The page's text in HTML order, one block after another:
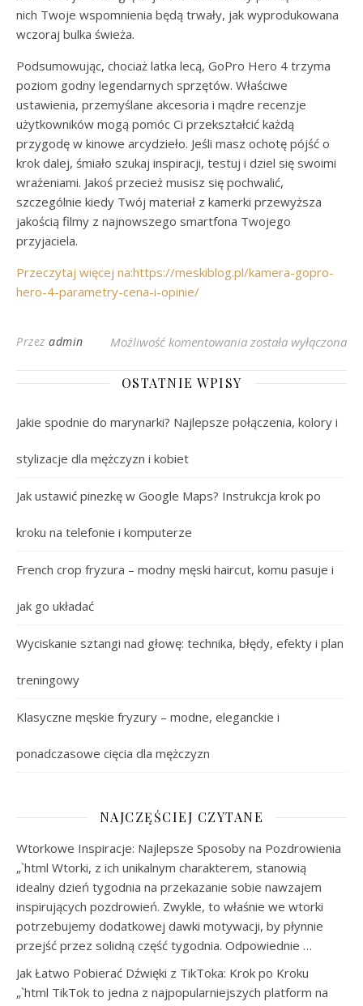
nich Twoje wspomnienia będą trwały, jak wyprodukowana
wczoraj bulka świeża.
Podsumowując, chociaż latka lecą, GoPro Hero 4 trzyma
poziom godny legendarnych sprzętów. Właściwe
ustawienia, przemyślane akcesoria i mądre recenzje
użytkowników mogą pomóc Ci przekształcić każdą
przygodę w kinowe arcydzieło. Jeśli masz ochotę pójść o
krok dalej, śmiało szukaj inspiracji, testuj i dziel się swoimi
wrażeniami. Jakoś przecież musisz się pochwalić,
szczególnie kiedy Twój materiał z kamerki przewyższa
jakością filmy z najnowszego smartfona Twojego
przyjaciela.
Przeczytaj więcej na:https://meskiblog.pl/kamera-gopro-
hero-4-parametry-cena-i-opinie/
Przez admin Możliwość komentowania GoPro Hero 4:
została wyłączona
OSTATNIE WPISY
Jakie spodnie do marynarki? Najlepsze połączenia, kolory i
stylizacje dla mężczyzn i kobiet
Jak ustawić pinezkę w Google Maps? Instrukcja krok po
kroku na telefonie i komputerze
French crop fryzura – modny męski haircut, komu pasuje i
jak go układać
Wyciskanie sztangi nad głowę: technika, błędy, efekty i plan
treningowy
Klasyczne męskie fryzury – modne, eleganckie i
ponadczasowe cięcia dla mężczyzn
NAJCZĘŚCIEJ CZYTANE
Wtorkowe Inspiracje: Najlepsze Sposoby na Pozdrowienia
„`html Wtorki, z ich unikalnym charakterem, stanowią
idealny dzień tygodnia na przekazanie sobie nawzajem
inspirujących pozdrowień. Zwykle, to właśnie we wtorki
potrzebujemy dodatkowej dawki motywacji, by płynnie
przejść przez solidną część tygodnia. Odpowiednie …
Jak Łatwo Pobierać Dźwięki z TikToka: Krok po Kroku
„`html TikTok to jedna z najpopularniejszych platform na